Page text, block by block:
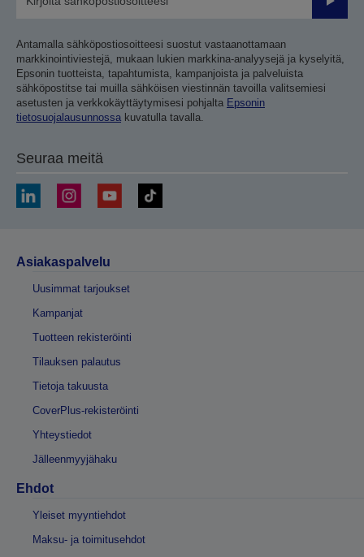
Lähetä
Antamalla sähköpostiosoitteesi suostut vastaanottamaan
markkinointiviestejä, mukaan lukien markkina-analyysejä ja kyselyitä,
Epsonin tuotteista, tapahtumista, kampanjoista ja palveluista
sähköpostitse tai muilla sähköisen viestinnän tavoilla valitsemiesi
asetusten ja verkkokäyttäytymisesi pohjalta Epsonin
tietosuojalausunnossa kuvatulla tavalla.
Seuraa meitä
Asiakaspalvelu
Uusimmat tarjoukset
Kampanjat
Tuotteen rekisteröinti
Tilauksen palautus
Tietoja takuusta
CoverPlus-rekisteröinti
Yhteystiedot
Jälleenmyyjähaku
Ehdot
Yleiset myyntiehdot
Maksu- ja toimitusehdot